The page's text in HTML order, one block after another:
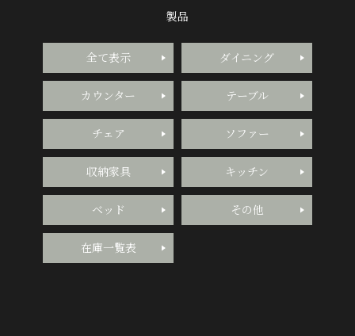
製品
全て表示 ダイニング
カウンター テーブル
チェア ソファー
収納家具 キッチン
ベッド その他
在庫一覧表